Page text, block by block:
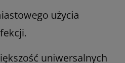
użycia
uniwersalnych